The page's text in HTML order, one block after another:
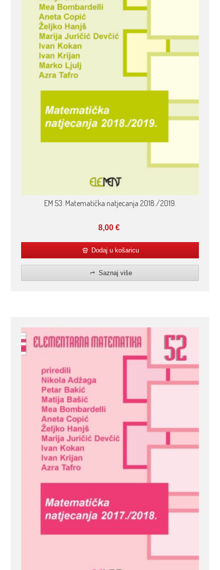
EM 53: Matematička natjecanja 2018./2019.
8,00€
Dodaj u košaricu
Saznaj više